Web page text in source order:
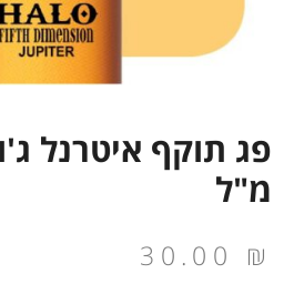
מ"ל
30.00 ₪